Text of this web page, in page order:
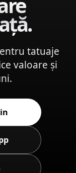
tatuaje
valoare și